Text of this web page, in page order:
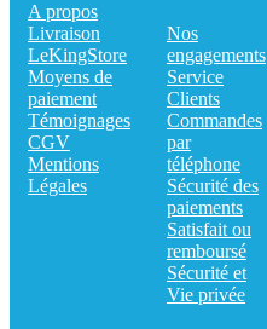
A propos
Livraison
LeKingStore
Moyens de
paiement
Témoignages
CGV
Mentions
Légales
Nos
engagements
Service
Clients
Commandes
par
téléphone
Sécurité des
paiements
Satisfait ou
remboursé
Sécurité et
Vie privée